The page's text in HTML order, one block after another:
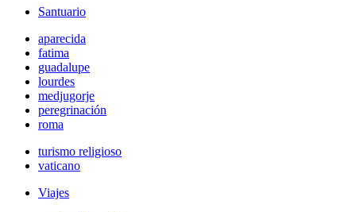
Santuario
aparecida
fatima
guadalupe
lourdes
medjugorje
peregrinación
roma
turismo religioso
vaticano
Viajes